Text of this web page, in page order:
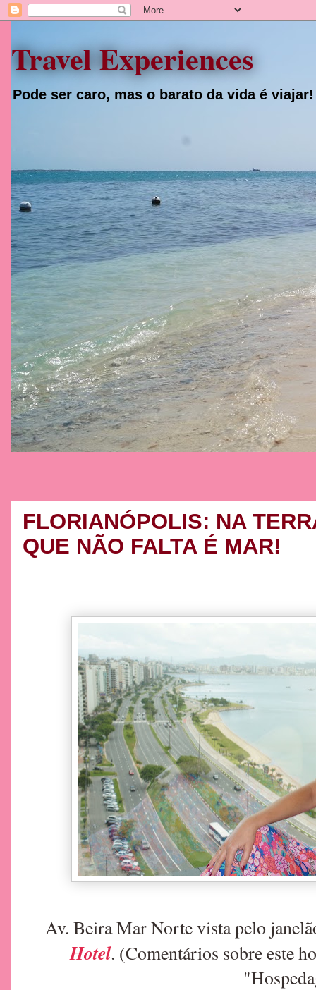
Travel Experiences
Pode ser caro, mas o barato da vida é viajar!
FLORIANÓPOLIS: NA
QUE NÃO FALTA É MAR!
Av. Beira Mar Norte vista pelo
Hotel. (Comentários sobre este